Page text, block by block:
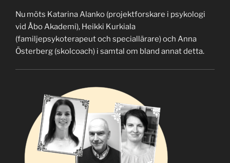
Nu möts Katarina Alanko (projektforskare i psykologi
vid Åbo Akademi), Heikki Kurkiala
(familjepsykoterapeut och speciallärare) och Anna
Österberg (skolcoach) i samtal om bland annat detta.